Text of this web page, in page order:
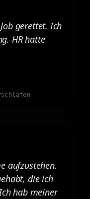
gerettet. Ich
HR hatte
aufzustehen.
die ich
hab meiner